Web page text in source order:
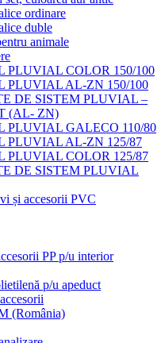
ordinare
duble
animale
PLUVIAL COLOR 150/100
PLUVIAL AL-ZN 150/100
DE SISTEM PLUVIAL –
(AL- ZN)
PLUVIAL GALECO 110/80
PLUVIAL AL-ZN 125/87
PLUVIAL COLOR 125/87
DE SISTEM PLUVIAL
și accesorii PVC
PP p/u interior
p/u apeduct
(România)